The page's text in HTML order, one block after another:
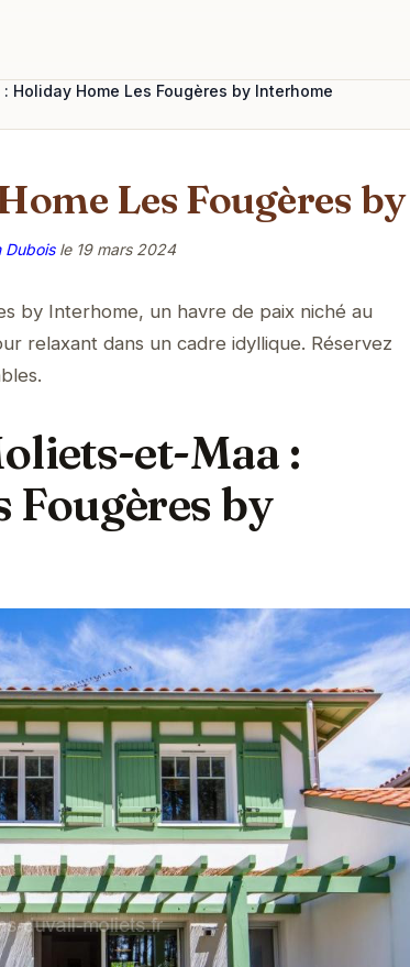
Home Les Fougères by Interhome
Les Fougères
Duboisle 19 mars 2024
by Interhome, un havre de paix niché au
relaxant dans un cadre idyllique. Réservez
et-Maa :
Fougères by